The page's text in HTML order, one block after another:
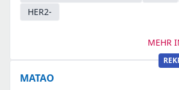
HER2-
MEHR
MATAO